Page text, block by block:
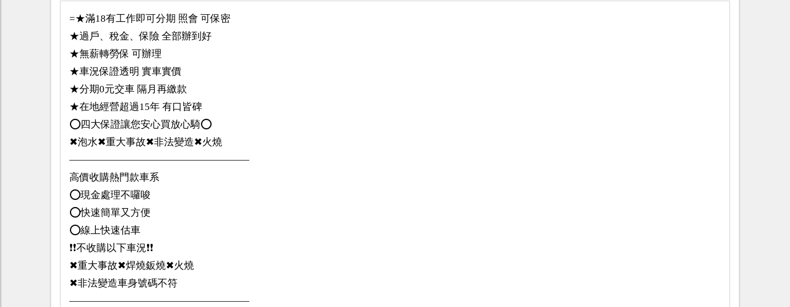
=★滿18有工作即可分期 照會 可保密
★過戶、稅金、保險 全部辦到好
★無薪轉勞保 可辦理
★車況保證透明 實車實價
★分期0元交車 隔月再繳款
★在地經營超過15年 有口皆碑
⭕️四大保證讓您安心買放心騎⭕️
✖泡水✖重大事故✖非法變造✖火燒
——————————————————
高價收購熱門款車系
⭕️現金處理不囉唆
⭕️快速簡單又方便
⭕️線上快速估車
❗️❗️不收購以下車況❗️❗️
✖重大事故✖焊燒鈑燒✖火燒
✖非法變造車身號碼不符
——————————————————